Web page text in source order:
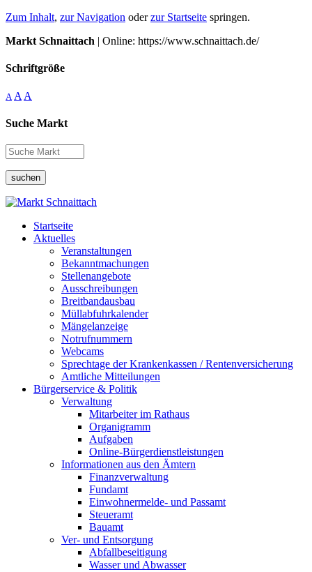
Zum Inhalt, zur Navigation oderzur Startseite springen.
Markt Schnaittach | Online: https://www.schnaittach.de/
Schriftgröße
A A A
Suche Markt
suchen
Startseite
Aktuelles
Veranstaltungen
Bekanntmachungen
Stellenangebote
Ausschreibungen
Breitbandausbau
Müllabfuhrkalender
Mängelanzeige
Notrufnummern
Webcams
Sprechtage der Krankenkassen / Rentenversicherung
Amtliche Mitteilungen
Bürgerservice & Politik
Verwaltung
Mitarbeiter im Rathaus
Organigramm
Aufgaben
Online-Bürgerdienstleistungen
Informationen aus den Ämtern
Finanzverwaltung
Fundamt
Einwohnermelde- und Passamt
Steueramt
Bauamt
Ver- und Entsorgung
Abfallbeseitigung
Wasser und Abwasser